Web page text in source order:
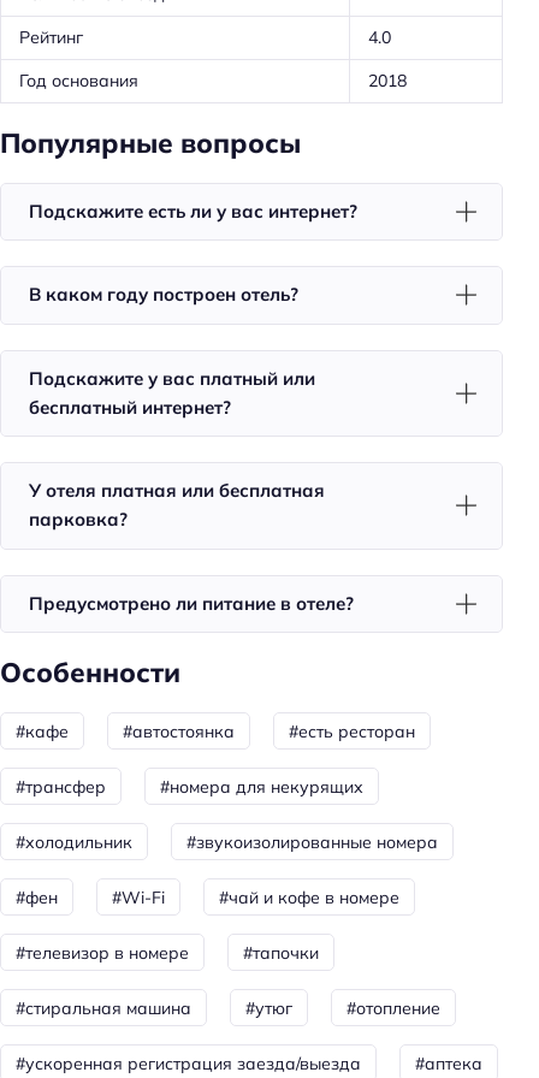
Тапочки
Телевизор в номере
Утюг
Холодильник
Фен
Питание
Кафе
Ресторан
Спорт и развлечения
Развлечения: прокат квадроциклов
Развлечения: ферма животных
Спорт: катание на лыжах
Спорт: сноуборд
Для семей
Детские ТВ каналы
Общая информация
Отопление
Номеров: 1
Аптека
Дата постройки: 2018
Обязательный депозит
Размер депозита: 5000 ₽
Рейтинг
4.0
Год основания
2018
Популярные вопросы
Подскажите есть ли у вас интернет?
В каком году построен отель?
Подскажите у вас платный или
бесплатный интернет?
У отеля платная или бесплатная
парковка?
Предусмотрено ли питание в отеле?
Особенности
#кафе #автостоянка #есть ресторан
#трансфер #номера для некурящих
#холодильник #звукоизолированные номера
#фен #Wi-Fi #чай и кофе в номере
#телевизор в номере #тапочки
#стиральная машина #утюг #отопление
#ускоренная регистрация заезда/выезда #аптека